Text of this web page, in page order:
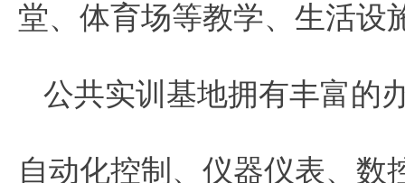
堂、体育场等教学、生活设
公共实训基地拥有丰富的
自动化控制、仪器仪表、数